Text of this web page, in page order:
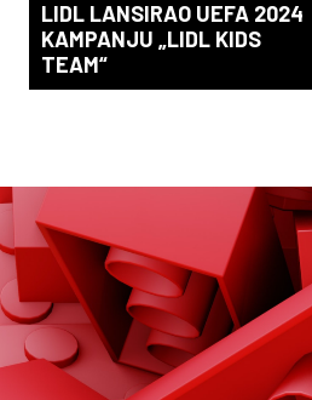
LIDL LANSIRAO UEFA 2024
KAMPANJU „LIDL KIDS
TEAM“